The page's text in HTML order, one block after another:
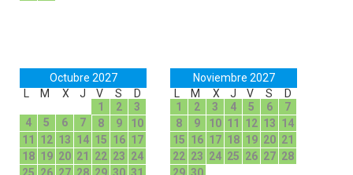
Octubre 2027
M X J V S
D
1
2
3
4
5 6 7 8 9
10
11
12 13 14 15 16 17
18 19 20 21 22 23 24
Noviembre 2027
M X J V S
D
1
2 3 4 5 6
7
8
9 10 11 12 13 14
15 16 17 18 19 20 21
22 23 24 25 26 27 28